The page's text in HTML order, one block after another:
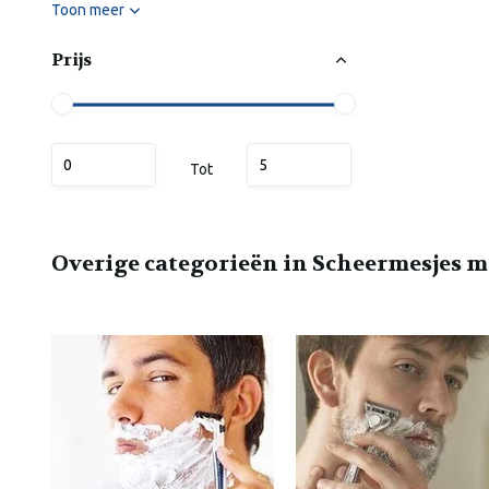
Toon meer
Prijs
Tot
Overige categorieën in Scheermesjes